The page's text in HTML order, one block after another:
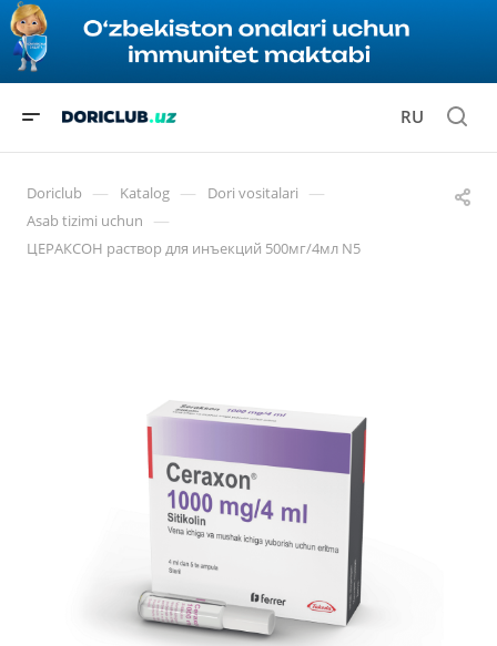
RU
Doriclub — Katalog — Dori vositalari —
Asab tizimi uchun —
ЦЕРАКСОН раствор для инъекций 500мг/4мл N5